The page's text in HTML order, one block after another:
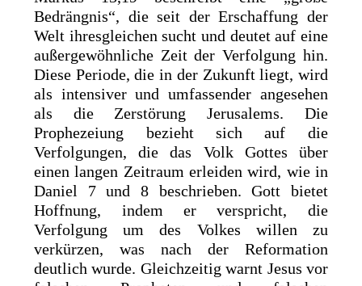
Bedrängnis“, die seit der Erschaffung der
Welt ihresgleichen sucht und deutet auf eine
außergewöhnliche Zeit der Verfolgung hin.
Diese Periode, die in der Zukunft liegt, wird
als intensiver und umfassender angesehen
als die Zerstörung Jerusalems. Die
Prophezeiung bezieht sich auf die
Verfolgungen, die das Volk Gottes über
einen langen Zeitraum erleiden wird, wie in
Daniel 7 und 8 beschrieben. Gott bietet
Hoffnung, indem er verspricht, die
Verfolgung um des Volkes willen zu
verkürzen, was nach der Reformation
deutlich wurde. Gleichzeitig warnt Jesus vor